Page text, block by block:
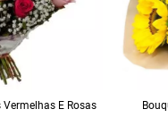
Vermelhas E Rosas